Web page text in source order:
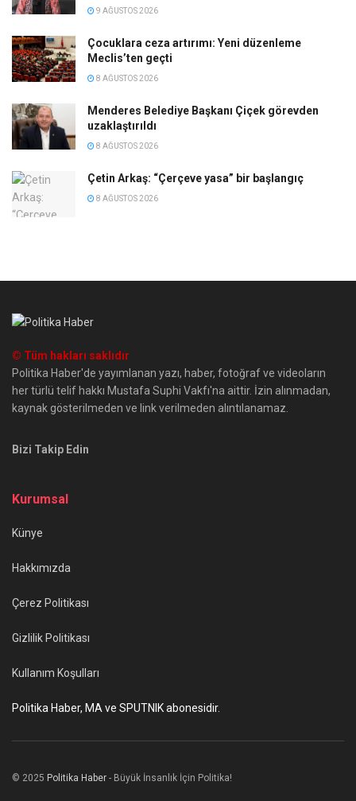
9 AĞUSTOS 2026
Çocuklara ceza artırımı: Yeni düzenleme
Meclis’ten geçti
8 AĞUSTOS 2026
Menderes Belediye Başkanı Çiçek görevden
uzaklaştırıldı
8 AĞUSTOS 2026
Çetin Arkaş: “Çerçeve yasa” bir başlangıç
8 AĞUSTOS 2026
© Tüm hakları saklıdır
Politika Haber'de yayımlanan yazı, haber, fotoğraf ve videoların
her türlü telif hakkı Mustafa Suphi Vakfı'na aittir. İzin alınmadan,
kaynak gösterilmeden ve link verilmeden alıntılanamaz.
Bizi Takip Edin
Kurumsal
Künye
Hakkımızda
Çerez Politikası
Gizlilik Politikası
Kullanım Koşulları
Politika Haber, MA ve SPUTNIK abonesidir.
© 2025 Politika Haber - Büyük İnsanlık İçin Politika!